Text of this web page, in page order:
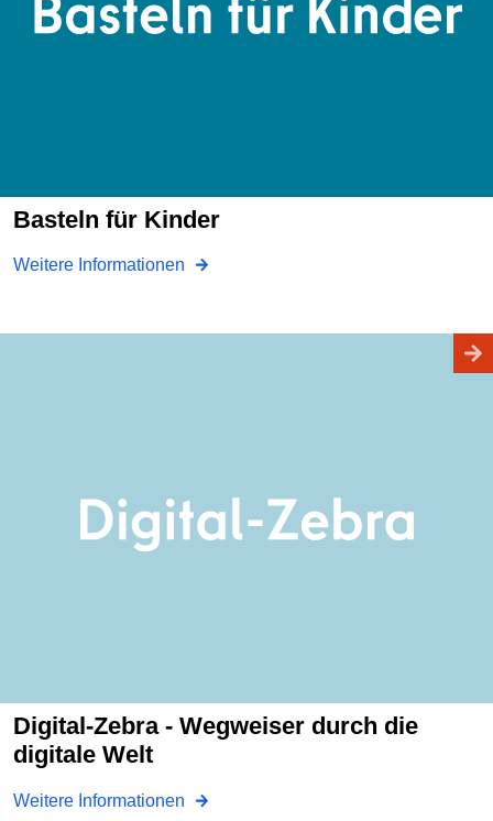
Basteln für Kinder
Weitere Informationen
Digital-Zebra - Wegweiser durch die
digitale Welt
Weitere Informationen